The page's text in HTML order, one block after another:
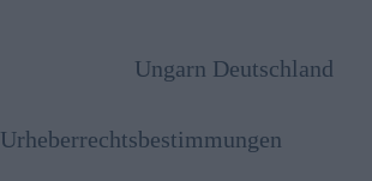
Ungarn Deutschland
Urheberrechtsbestimmungen